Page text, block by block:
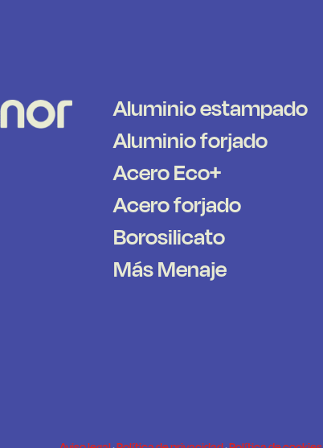
Aluminio estampado
Aluminio forjado
Acero Eco+
Acero forjado
Borosilicato
Más Menaje